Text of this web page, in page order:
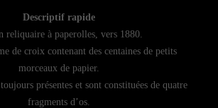
Descriptif rapide
reliquaire à paperolles, vers 1880.
de croix contenant des centaines de petits
morceaux de papier.
présentes et sont constituées de quatre
fragments d’os.